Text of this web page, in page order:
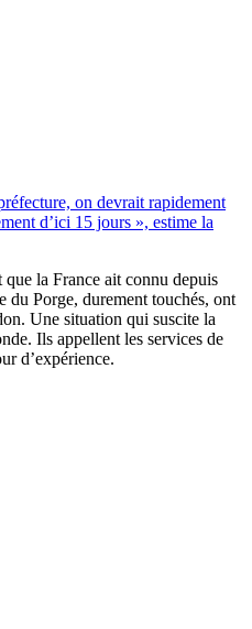
on devrait rapidement
d’ici 15 jours », estime la
la France ait connu depuis
du Porge, durement touchés, ont
Une situation qui suscite la
Ils appellent les services de
d’expérience.